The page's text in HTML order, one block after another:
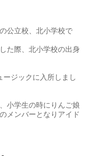
公立校、北小学校で
た際、北小学校の出身
ジックに入所しまし
小学生の時にりんご娘
メンバーとなりアイド